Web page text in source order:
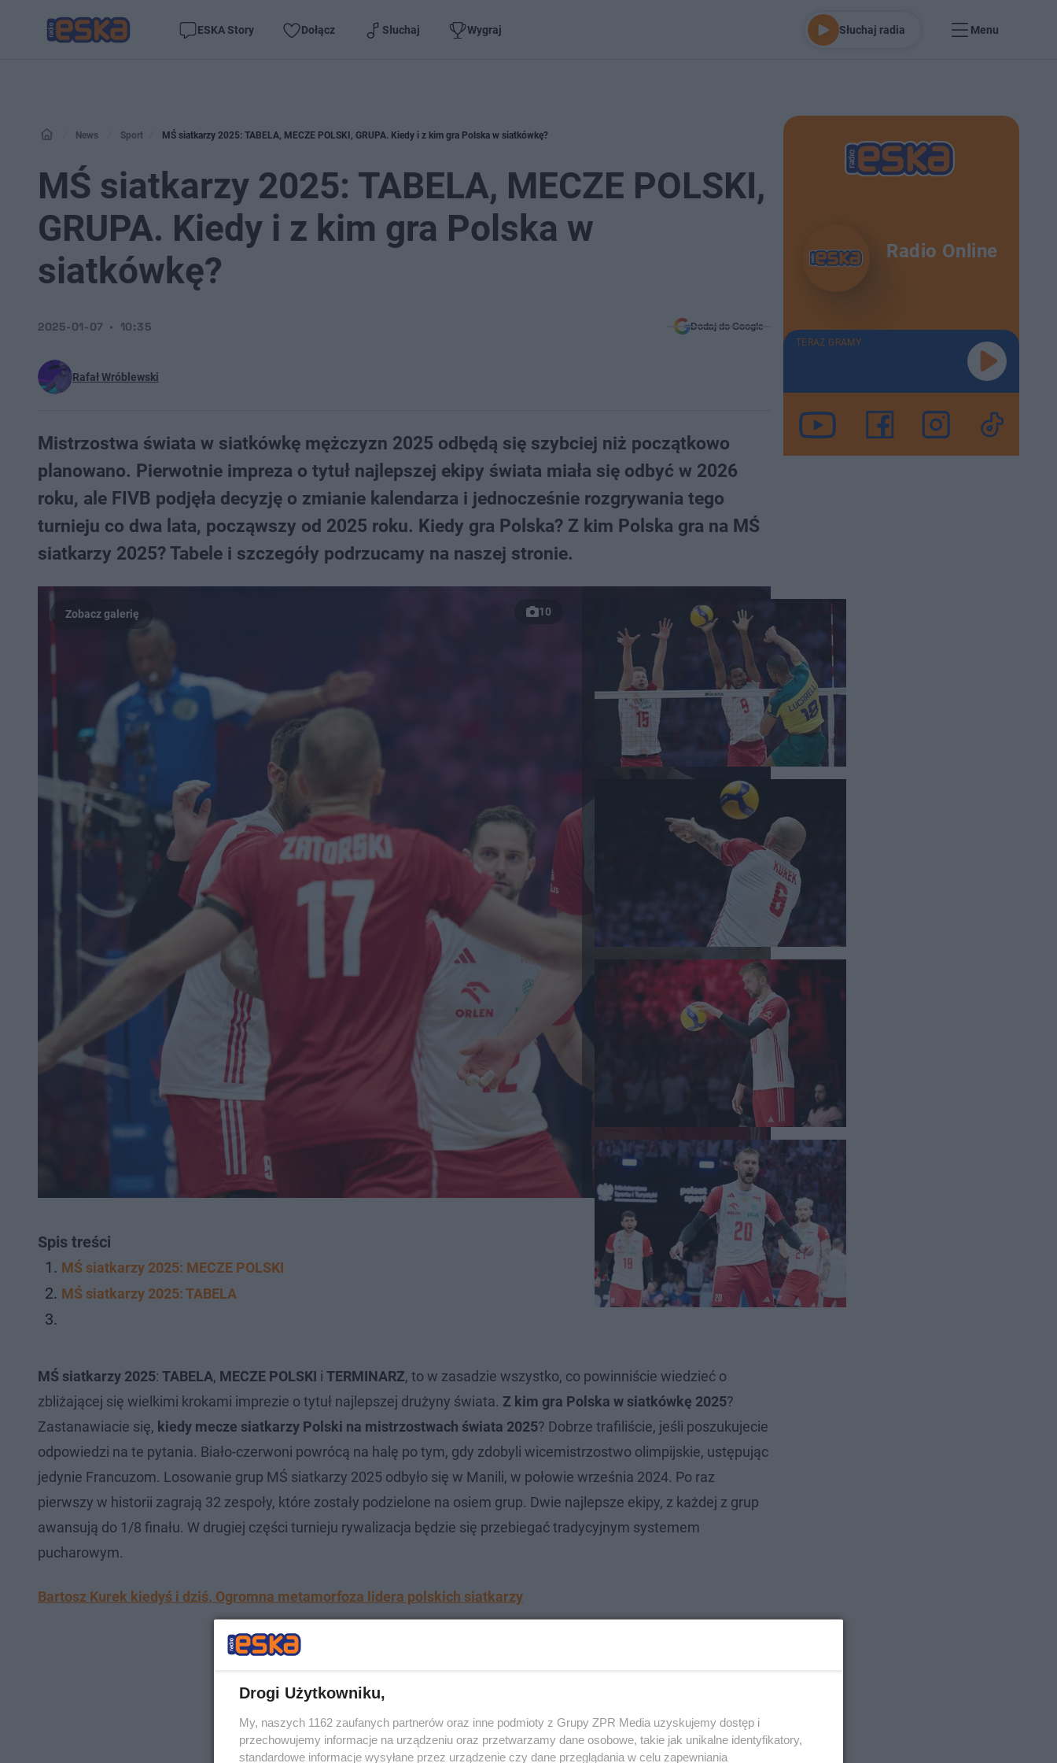
ESKA Story Dołącz Słuchaj Wygraj Słuchaj radia Menu
News Sport MŚ siatkarzy 2025: TABELA, MECZE POLSKI, GRUPA. Kiedy i z kim gra Polska w siatkówkę?
MŚ siatkarzy 2025: TABELA, MECZE POLSKI,
GRUPA. Kiedy i z kim gra Polska w
siatkówkę?
Rafał Wróblewski
2025-01-07 10:35 Dodaj do Google
Mistrzostwa świata w siatkówkę mężczyzn 2025 odbędą się szybciej niż początkowo
planowano. Pierwotnie impreza o tytuł najlepszej ekipy świata miała się odbyć w 2026
roku, ale FIVB podjęła decyzję o zmianie kalendarza i jednocześnie rozgrywania tego
turnieju co dwa lata, począwszy od 2025 roku. Kiedy gra Polska? Z kim Polska gra na MŚ
siatkarzy 2025? Tabele i szczegóły podrzucamy na naszej stronie.
10
Spis treści
MŚ siatkarzy 2025: MECZE POLSKI
MŚ siatkarzy 2025: TABELA
MŚ siatkarzy 2025: TABELA, MECZE POLSKI i TERMINARZ, to w zasadzie wszystko, co powinniście wiedzieć o
zbliżającej się wielkimi krokami imprezie o tytuł najlepszej drużyny świata. Z kim gra Polska w siatkówkę 2025?
Zastanawiacie się, kiedy mecze siatkarzy Polski na mistrzostwach świata 2025? Dobrze trafiliście, jeśli poszukujecie
odpowiedzi na te pytania. Biało-czerwoni powrócą na halę po tym, gdy zdobyli wicemistrzostwo olimpijskie, ustępując
jedynie Francuzom. Losowanie grup MŚ siatkarzy 2025 odbyło się w Manili, w połowie września 2024. Po raz
pierwszy w historii zagrają 32 zespoły, które zostały podzielone na osiem grup. Dwie najlepsze ekipy, z każdej z grup
awansują do 1/8 finału. W drugiej części turnieju rywalizacja będzie się przebiegać tradycyjnym systemem
pucharowym.
Bartosz Kurek kiedyś i dziś. Ogromna metamorfoza lidera polskich siatkarzy
Radio Online
TERAZ GRAMY
Drogi Użytkowniku,
My, naszych 1162 zaufanych partnerów oraz inne podmioty z Grupy ZPR Media uzyskujemy dostęp i
przechowujemy informacje na urządzeniu oraz przetwarzamy dane osobowe, takie jak unikalne identyfikatory,
standardowe informacje wysyłane przez urządzenie czy dane przeglądania w celu zapewniania